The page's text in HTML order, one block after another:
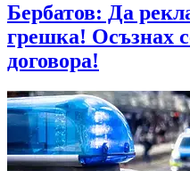
Бербатов: Да
грешка! Осъзнах
договора!